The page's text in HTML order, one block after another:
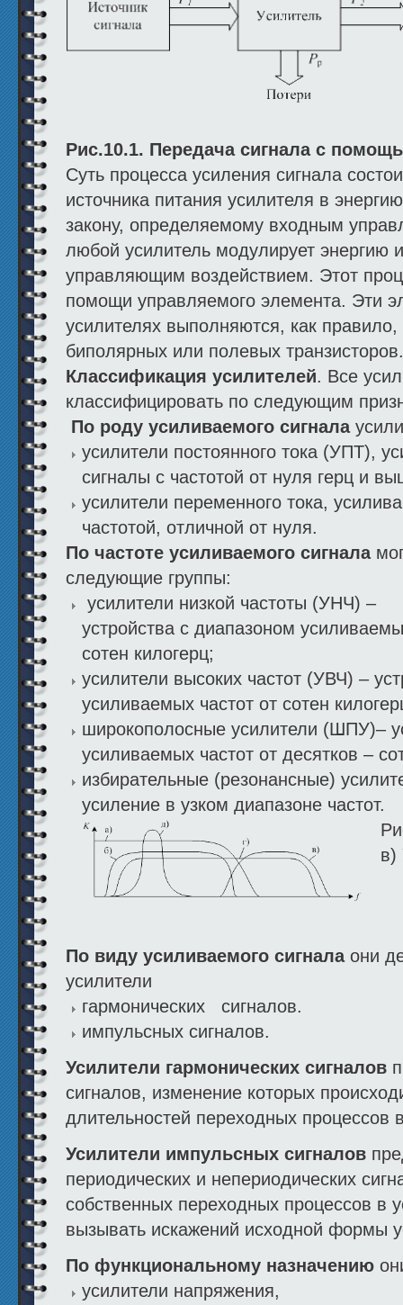
Рис.10.1. Передача сигнала с
Суть процесса усиления сигнала
источника питания усилителя в
закону, определяемому входным
любой усилитель модулирует энергию
управляющим воздействием. Этот
помощи управляемого элемента. Эти
усилителях выполняются, как
биполярных или полевых транзисторов.
Классификация усилителей. Все
классифицировать по следующим
По роду усиливаемого сигнала
усилители постоянного тока (УПТ),
сигналы с частотой от нуля герц и
усилители переменного тока,
частотой, отличной от нуля.
По частоте усиливаемого сигнала
следующие группы:
усилители низкой частоты (УНЧ) –
устройства с диапазоном
сотен килогерц;
усилители высоких частот (УВЧ) –
усиливаемых частот от сотен
широкополосные усилители (ШПУ)–
усиливаемых частот от десятков –
избирательные (резонансные)
усиление в узком диапазоне частот.
По виду усиливаемого сигнала они
усилители
гармонических сигналов.
импульсных сигналов.
Усилители гармонических сигналов
сигналов, изменение которых
длительностей переходных процессов
Усилители импульсных сигналов
периодических и непериодических
собственных переходных процессов в
вызывать искажений исходной формы
По функциональному назначению
усилители напряжения,